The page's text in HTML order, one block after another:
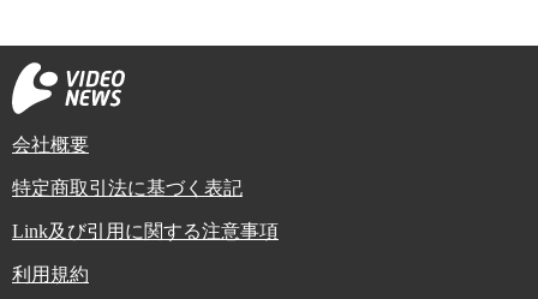
会社概要
特定商取引法に基づく表記
Link及び引用に関する注意事項
利用規約